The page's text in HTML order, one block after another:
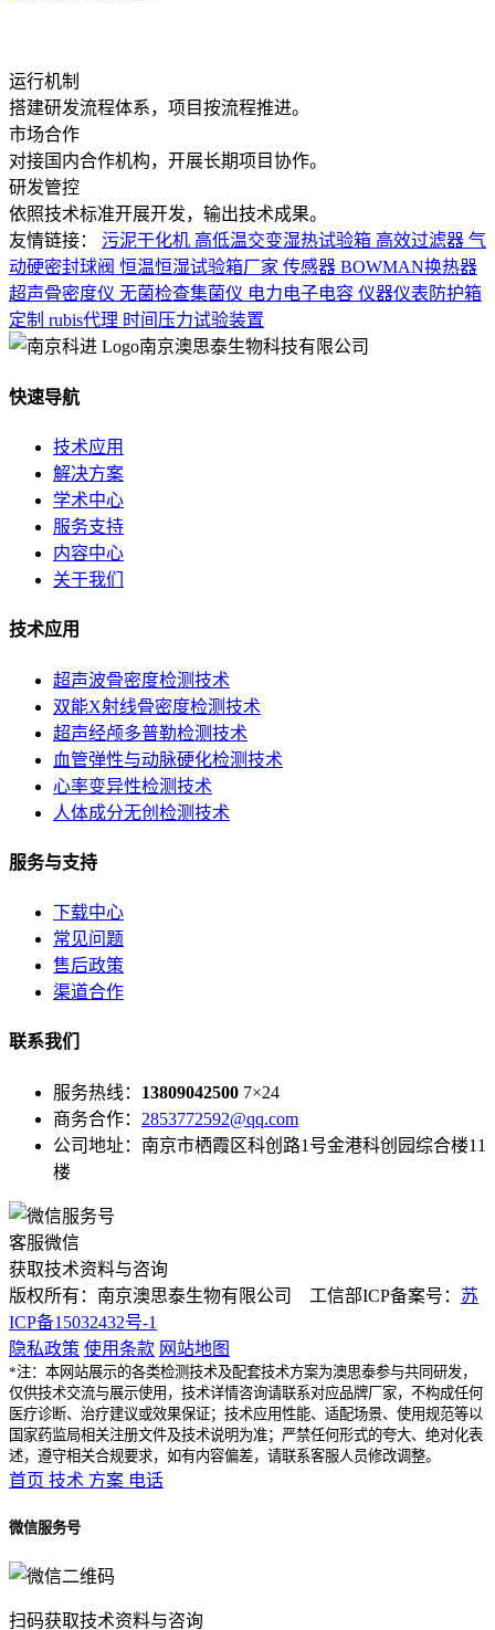
运行机制
搭建研发流程体系，项目按流程推进。
市场合作
对接国内合作机构，开展长期项目协作。
研发管控
依照技术标准开展开发，输出技术成果。
友情链接：
污泥干化机 高低温交变湿热试验箱 高效过滤器 气
动硬密封球阀 恒温恒湿试验箱厂家 传感器 BOWMAN换热器
超声骨密度仪 无菌检查集菌仪 电力电子电容 仪器仪表防护箱
定制 rubis代理 时间压力试验装置
南京澳思泰生物科技有限公司
快速导航
技术应用
解决方案
学术中心
服务支持
内容中心
关于我们
技术应用
超声波骨密度检测技术
双能X射线骨密度检测技术
超声经颅多普勒检测技术
血管弹性与动脉硬化检测技术
心率变异性检测技术
人体成分无创检测技术
服务与支持
下载中心
常见问题
售后政策
渠道合作
联系我们
服务热线： 13809042500 7×24
商务合作： 2853772592@qq.com
公司地址：南京市栖霞区科创路1号金港科创园综合楼11
楼
客服微信
获取技术资料与咨询
版权所有：南京澳思泰生物有限公司 工信部ICP备案号： 苏
ICP备15032432号-1
隐私政策 使用条款 网站地图
*注：本网站展示的各类检测技术及配套技术方案为澳思泰参与共同研发，
仅供技术交流与展示使用，技术详情咨询请联系对应品牌厂家，不构成任何
医疗诊断、治疗建议或效果保证；技术应用性能、适配场景、使用规范等以
国家药监局相关注册文件及技术说明为准；严禁任何形式的夸大、绝对化表
述，遵守相关合规要求，如有内容偏差，请联系客服人员修改调整。
首页 技术 方案 电话
微信服务号
扫码获取技术资料与咨询